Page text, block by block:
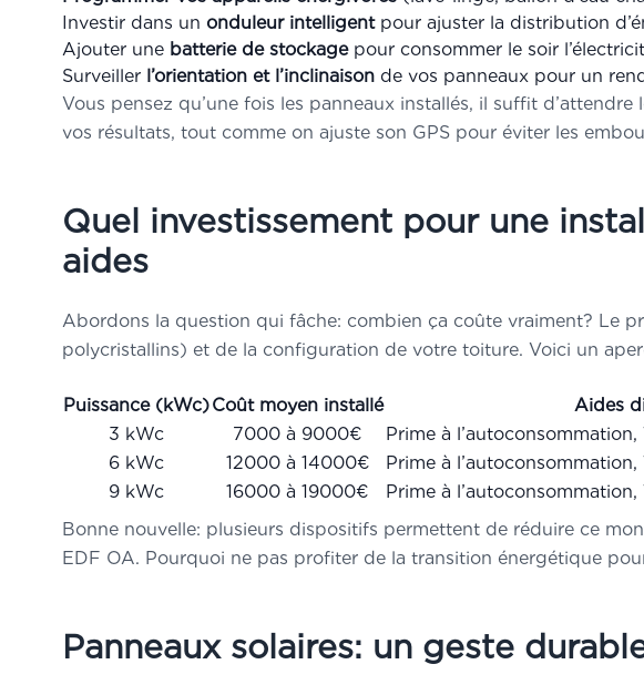
Investir dans un onduleur intelligentpour ajuster la distribution
Ajouter une batterie de stockagepour consommer le soir
Surveiller l’orientation et l’inclinaison de vos panneaux pour un
Vous pensez qu’une fois les panneaux installés, il suffit
vos résultats, tout comme on ajuste son GPS pour éviter les
Quel investissement pour une
aides
Abordons la question qui fâche: combien ça coûte vraiment? Le
polycristallins) et de la configuration de votre toiture. Voici un
Puissance (kWc)Coût moyen installé
Aides
3 kWc
7000 à 9000€
Prime à
6 kWc
12000 à 14000€
Prime à
9 kWc
16000 à 19000€
Prime à
Bonne nouvelle: plusieurs dispositifs permettent de réduire ce
EDF OA. Pourquoi ne pas profiter de la transition énergétique
Panneaux solaires: un geste